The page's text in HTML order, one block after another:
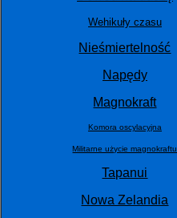
Wehikuły czasu
Nieśmiertelność
Napędy
Magnokraft
Komora oscylacyjna
Militarne użycie magnokraftu
Tapanui
Nowa Zelandia